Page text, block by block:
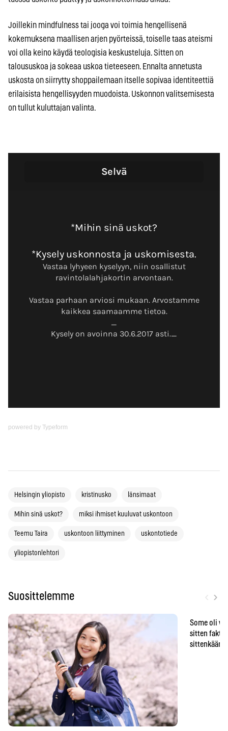
Joillekin mindfulness tai jooga voi toimia hengellisenä
kokemuksena maallisen arjen pyörteissä, toiselle taas ateismi
voi olla keino käydä teologisia keskusteluja. Sitten on
taloususkoa ja sokeaa uskoa tieteeseen. Ennalta annetusta
uskosta on siirrytty shoppailemaan itselle sopivaa identiteettiä
erilaisista hengellisyyden muodoista. Uskonnon valitsemisesta
on tullut kuluttajan valinta.
powered by Typeform
Helsingin yliopisto kristinusko länsimaat
Mihin sinä uskot? miksi ihmiset kuuluvat uskontoon
Teemu Taira uskontoon liittyminen uskontotiede
yliopistonlehtori
Suosittelemme ›
Some oli
sitten
sittenkään